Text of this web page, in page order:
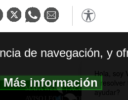
MAPA WEB|ACCESIBILIDAD
AVISO LEGAL| POLITICA DE
de navegación, y
Más información